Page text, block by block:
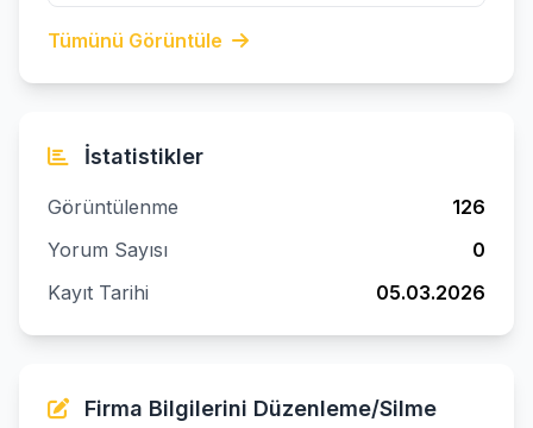
Tümünü Görüntüle
İstatistikler
Görüntülenme
126
Yorum Sayısı
0
Kayıt Tarihi
05.03.2026
Firma Bilgilerini Düzenleme/Silme